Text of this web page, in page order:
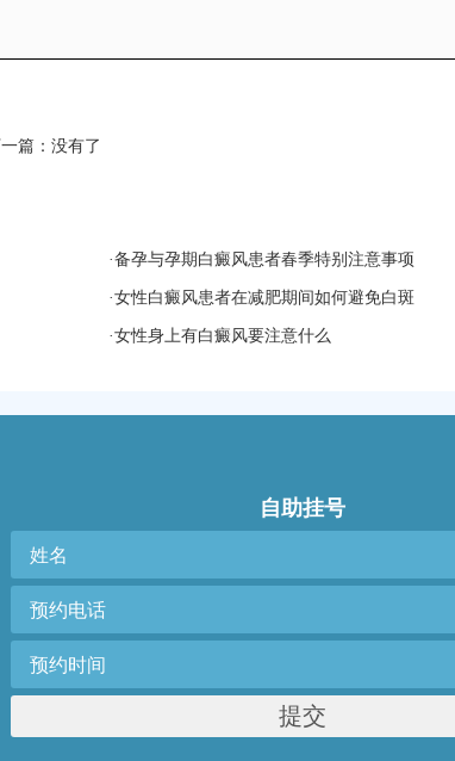
篇：没有了
·备孕与孕期白癜风患者春季特别注意事项
·女性白癜风患者在减肥期间如何避免白斑
·女性身上有白癜风要注意什么
自助挂号
提交